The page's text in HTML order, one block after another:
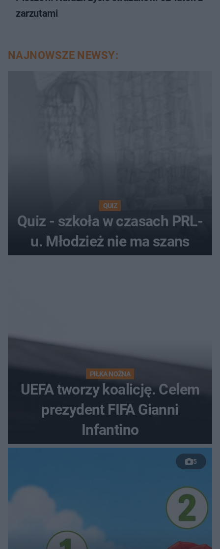
zarzutami
NAJNOWSZE NEWSY:
QUIZ
Quiz - szkoła w czasach PRL-
u. Młodzież nie ma szans
PIŁKA NOŻNA
UEFA tworzy koalicję. Celem
prezydent FIFA Gianni
Infantino
5